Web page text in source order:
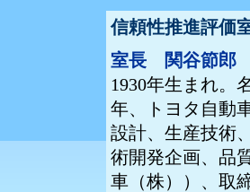
信頼性推進評価
室長 関谷節郎
1930年生まれ。
年、トヨタ自動
設計、生産技術
術開発企画、品
車（株））、取